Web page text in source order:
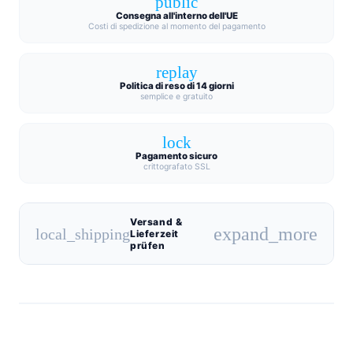
Consegna all'interno dell'UE
Costi di spedizione al momento del pagamento
replay
Politica di reso di 14 giorni
semplice e gratuito
lock
Pagamento sicuro
crittografato SSL
local_shipping
Versand &
Lieferzeit
prüfen
expand_more